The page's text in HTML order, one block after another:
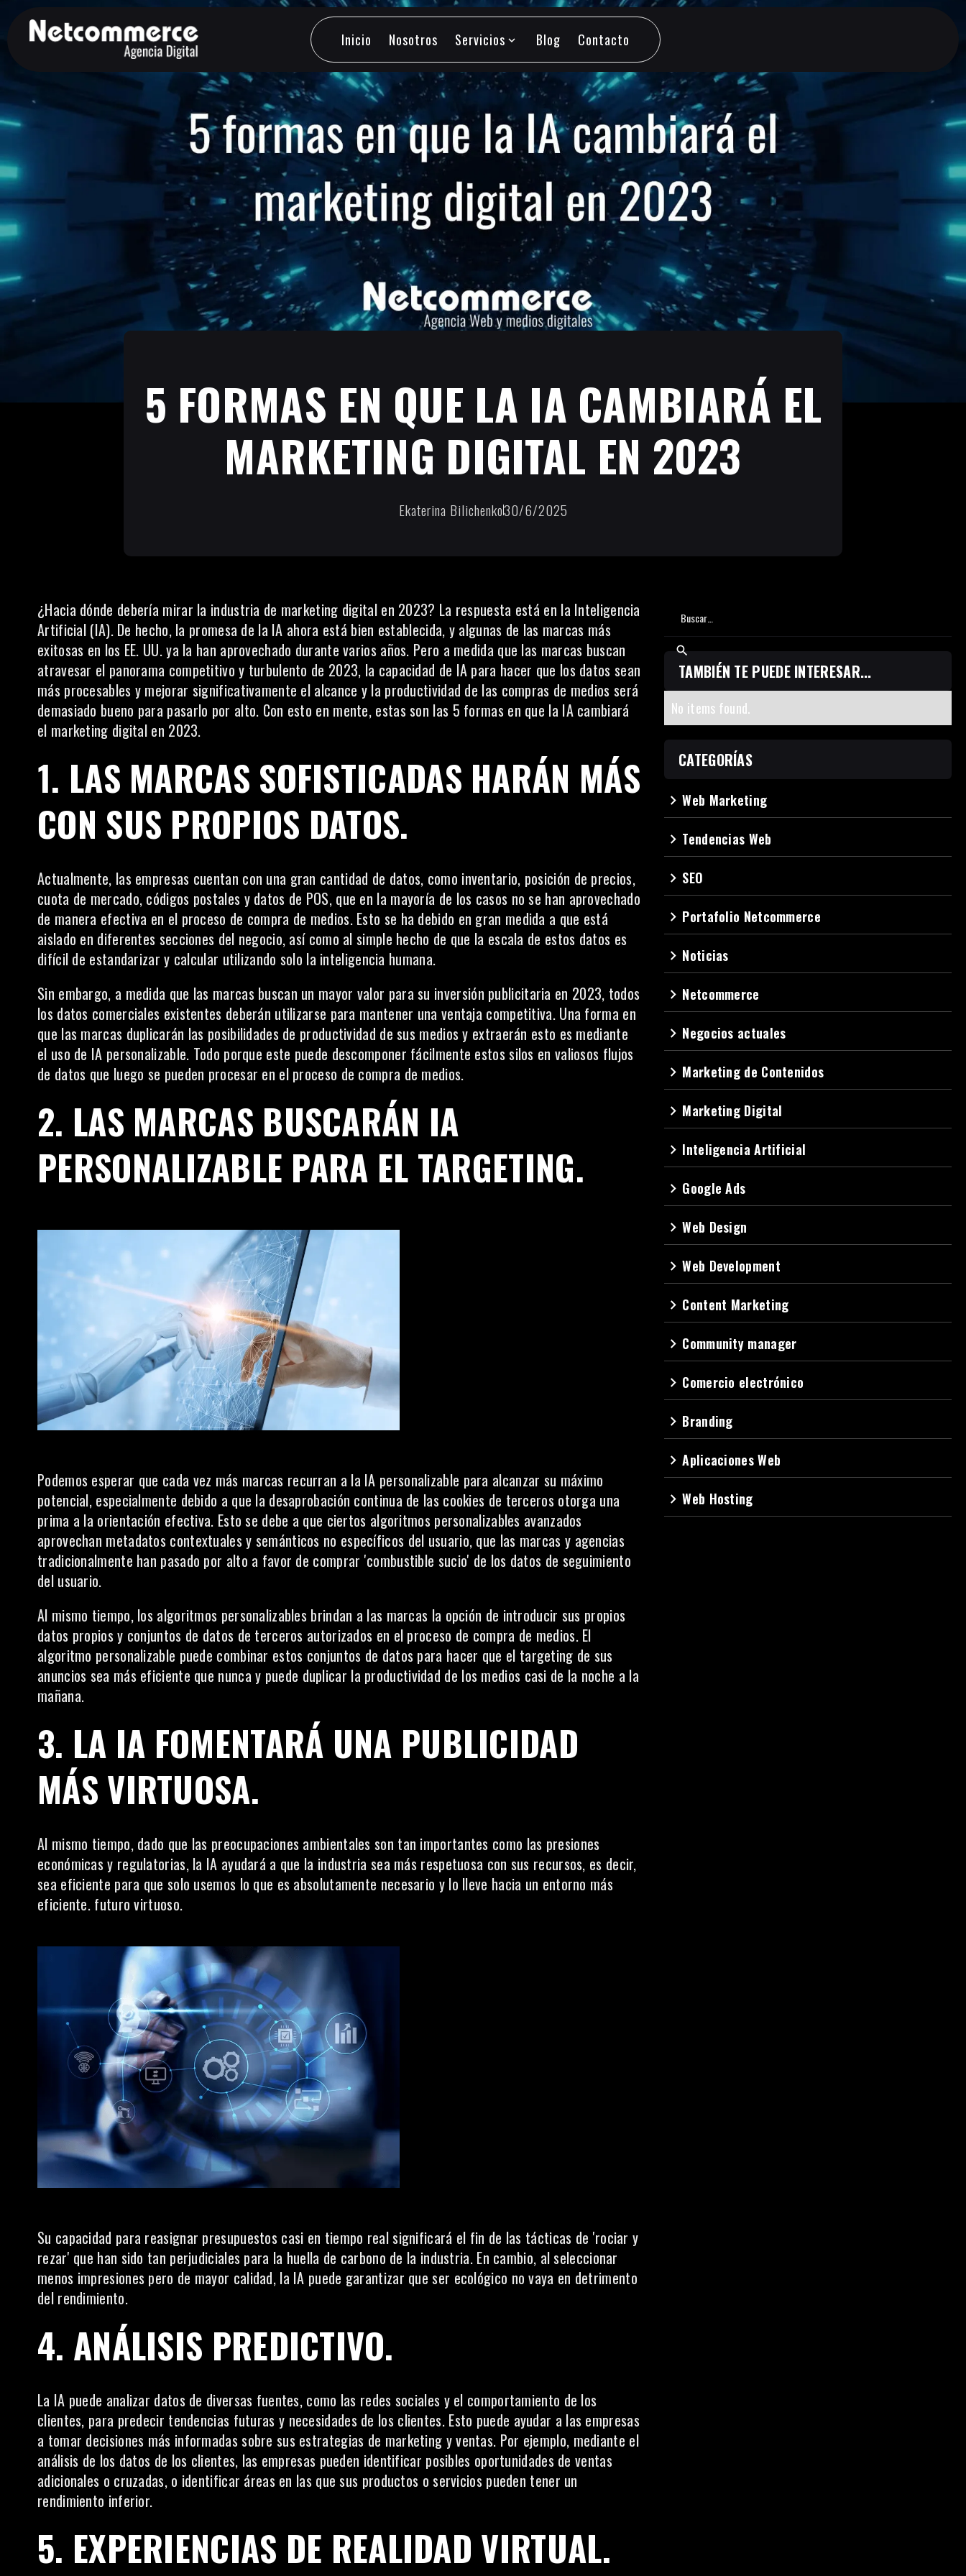
Inicio
Nosotros
Servicios expand_more
Blog
Contacto
5 FORMAS EN QUE LA IA CAMBIARÁ EL
MARKETING DIGITAL EN 2023
Ekaterina Bilichenko30/6/2025
¿Hacia dónde debería mirar la industria de marketing digital en 2023? La respuesta está en la Inteligencia
Artificial (IA). De hecho, la promesa de la IA ahora está bien establecida, y algunas de las marcas más
exitosas en los EE. UU. ya la han aprovechado durante varios años. Pero a medida que las marcas buscan
atravesar el panorama competitivo y turbulento de 2023, la capacidad de IA para hacer que los datos sean
más procesables y mejorar significativamente el alcance y la productividad de las compras de medios será
demasiado bueno para pasarlo por alto. Con esto en mente, estas son las 5 formas en que la IA cambiará
el marketing digital en 2023.
1. LAS MARCAS SOFISTICADAS HARÁN MÁS
CON SUS PROPIOS DATOS.
Actualmente, las empresas cuentan con una gran cantidad de datos, como inventario, posición de precios,
cuota de mercado, códigos postales y datos de POS, que en la mayoría de los casos no se han aprovechado
de manera efectiva en el proceso de compra de medios. Esto se ha debido en gran medida a que está
aislado en diferentes secciones del negocio, así como al simple hecho de que la escala de estos datos es
difícil de estandarizar y calcular utilizando solo la inteligencia humana.
Sin embargo, a medida que las marcas buscan un mayor valor para su inversión publicitaria en 2023, todos
los datos comerciales existentes deberán utilizarse para mantener una ventaja competitiva. Una forma en
que las marcas duplicarán las posibilidades de productividad de sus medios y extraerán esto es mediante
el uso de IA personalizable. Todo porque este puede descomponer fácilmente estos silos en valiosos flujos
de datos que luego se pueden procesar en el proceso de compra de medios.
2. LAS MARCAS BUSCARÁN IA
PERSONALIZABLE PARA EL TARGETING.
Podemos esperar que cada vez más marcas recurran a la IA personalizable para alcanzar su máximo
potencial, especialmente debido a que la desaprobación continua de las cookies de terceros otorga una
prima a la orientación efectiva. Esto se debe a que ciertos algoritmos personalizables avanzados
aprovechan metadatos contextuales y semánticos no específicos del usuario, que las marcas y agencias
tradicionalmente han pasado por alto a favor de comprar 'combustible sucio' de los datos de seguimiento
del usuario.
Al mismo tiempo, los algoritmos personalizables brindan a las marcas la opción de introducir sus propios
datos propios y conjuntos de datos de terceros autorizados en el proceso de compra de medios. El
algoritmo personalizable puede combinar estos conjuntos de datos para hacer que el targeting de sus
anuncios sea más eficiente que nunca y puede duplicar la productividad de los medios casi de la noche a la
mañana.
3. LA IA FOMENTARÁ UNA PUBLICIDAD
MÁS VIRTUOSA.
Al mismo tiempo, dado que las preocupaciones ambientales son tan importantes como las presiones
económicas y regulatorias, la IA ayudará a que la industria sea más respetuosa con sus recursos, es decir,
sea eficiente para que solo usemos lo que es absolutamente necesario y lo lleve hacia un entorno más
eficiente. futuro virtuoso.
Su capacidad para reasignar presupuestos casi en tiempo real significará el fin de las tácticas de 'rociar y
rezar' que han sido tan perjudiciales para la huella de carbono de la industria. En cambio, al seleccionar
menos impresiones pero de mayor calidad, la IA puede garantizar que ser ecológico no vaya en detrimento
del rendimiento.
4. ANÁLISIS PREDICTIVO.
La IA puede analizar datos de diversas fuentes, como las redes sociales y el comportamiento de los
clientes, para predecir tendencias futuras y necesidades de los clientes. Esto puede ayudar a las empresas
a tomar decisiones más informadas sobre sus estrategias de marketing y ventas. Por ejemplo, mediante el
análisis de los datos de los clientes, las empresas pueden identificar posibles oportunidades de ventas
adicionales o cruzadas, o identificar áreas en las que sus productos o servicios pueden tener un
rendimiento inferior.
5. EXPERIENCIAS DE REALIDAD VIRTUAL.
TAMBIÉN TE PUEDE INTERESAR...
No items found.
CATEGORÍAS
navigate_nextWeb Marketing
navigate_next Tendencias Web
navigate_next SEO
navigate_next Portafolio Netcommerce
navigate_next Noticias
navigate_next Netcommerce
navigate_next Negocios actuales
navigate_next Marketing de Contenidos
navigate_next Marketing Digital
navigate_next Inteligencia Artificial
navigate_next Google Ads
navigate_nextWeb Design
navigate_nextWeb Development
navigate_next Content Marketing
navigate_next Community manager
navigate_next Comercio electrónico
navigate_next Branding
navigate_nextAplicaciones Web
navigate_nextWeb Hosting